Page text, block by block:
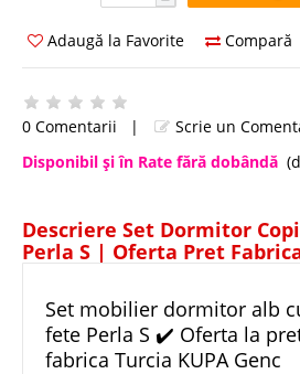
Adaugă la Favorite Compară
0 Comentarii |
Scrie un
Disponibil şi în Rate fără dobândă
Descriere Set Dormitor
Perla S | Oferta Pret
Set mobilier dormitor alb
fete Perla S ✔️ Oferta la
fabrica Turcia KUPA Genc